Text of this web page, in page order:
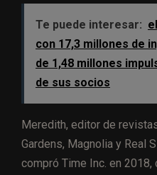
Te puede interesar:
con 17,3 millones de
de 1,48 millones
de sus socios
Meredith, editor de
Gardens, Magnolia y Real
compró Time Inc. en